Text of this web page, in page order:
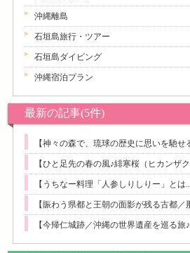
沖縄離島
石垣島旅行・ツアー
石垣島ダイビング
沖縄宿泊プラン
最新の記事(5件)
【神々の森で、琉球の歴史に思いを馳せ
【ひと足先の春の風♪緋寒桜（ヒカンザ
【うちなー料理「人参しりしりー」とは
【賑わう県都と王朝の面影が残る古都／
【今帰仁城跡／沖縄の世界遺産を巡る旅♪